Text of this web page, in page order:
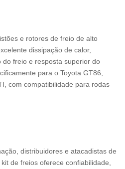
e rotores de freio de alto
dissipação de calor,
freio e resposta superior do
para o Toyota GT86,
com compatibilidade para rodas
distribuidores e atacadistas de
de freios oferece confiabilidade,